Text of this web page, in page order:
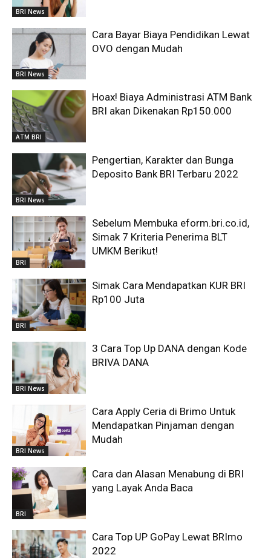
BRI News
BRI News
Cara Bayar Biaya Pendidikan Lewat
OVO dengan Mudah
ATM BRI
Hoax! Biaya Administrasi ATM Bank
BRI akan Dikenakan Rp150.000
BRI News
Pengertian, Karakter dan Bunga
Deposito Bank BRI Terbaru 2022
BRI
Sebelum Membuka eform.bri.co.id,
Simak 7 Kriteria Penerima BLT
UMKM Berikut!
BRI
Simak Cara Mendapatkan KUR BRI
Rp100 Juta
BRI News
3 Cara Top Up DANA dengan Kode
BRIVA DANA
BRI News
Cara Apply Ceria di Brimo Untuk
Mendapatkan Pinjaman dengan
Mudah
BRI
Cara dan Alasan Menabung di BRI
yang Layak Anda Baca
Cara Top UP GoPay Lewat BRImo
2022